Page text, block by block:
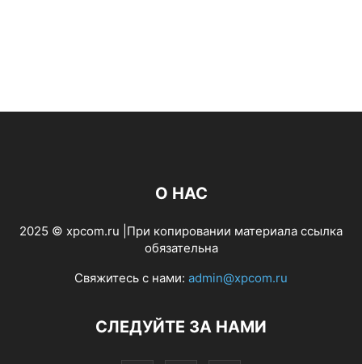
О НАС
2025 © xpcom.ru |При копировании материала ссылка
обязательна
Свяжитесь с нами: admin@xpcom.ru
СЛЕДУЙТЕ ЗА НАМИ